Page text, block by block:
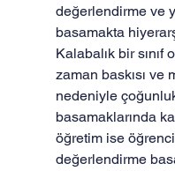
değerlendirme ve
basamakta
Kalabalık bir sınıf
zaman baskısı ve
nedeniyle
basamaklarında
öğretim ise
değerlendirme